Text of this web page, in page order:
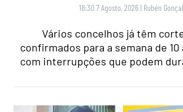
18:30 7 Agosto, 2026 | Rubén
Vários concelhos já têm
confirmados para a semana de 10
com interrupções que podem